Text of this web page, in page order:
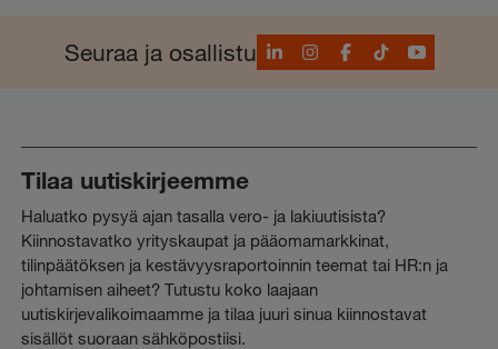
Seuraa ja osallistuLinkedInInstagram
Facebook
TikTokYouTube
Tilaa uutiskirjeemme
Haluatko pysyä ajan tasalla vero- ja lakiuutisista?
Kiinnostavatko yrityskaupat ja pääomamarkkinat,
tilinpäätöksen ja kestävyysraportoinnin teemat tai HR:n ja
johtamisen aiheet? Tutustu koko laajaan
uutiskirjevalikoimaamme ja tilaa juuri sinua kiinnostavat
sisällöt suoraan sähköpostiisi.